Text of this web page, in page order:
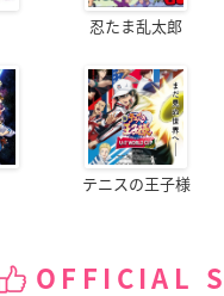
忍たま乱太郎
テニスの王子様
OFFICIAL